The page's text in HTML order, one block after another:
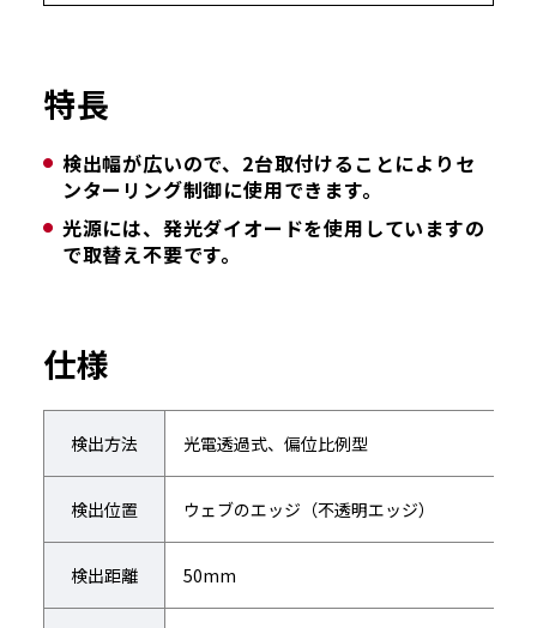
特長
検出幅が広いので、2台取付けることによりセ
ンターリング制御に使用できます。
光源には、発光ダイオードを使用していますの
で取替え不要です。
仕様
検出方法 光電透過式、偏位比例型
検出位置 ウェブのエッジ（不透明エッジ）
検出距離 50mm